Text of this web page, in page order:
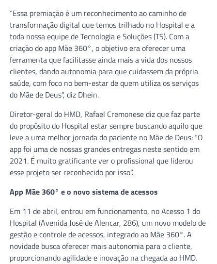
“Essa premiação é um reconhecimento ao caminho de
transformação digital que temos trilhado no Hospital e a
toda nossa equipe de Tecnologia e Soluções (TS). Com a
criação do app Mãe 360°, o objetivo era oferecer uma
ferramenta que facilitasse ainda mais a vida dos nossos
clientes, dando autonomia para que cuidassem da própria
saúde, com foco no bem-estar de quem utiliza os serviços
do Mãe de Deus”, diz Dhein.
Diretor-geral do HMD, Rafael Cremonese diz que faz parte
do propósito do Hospital estar sempre buscando aquilo que
leve a uma melhor jornada do paciente no Mãe de Deus: “O
app foi uma de nossas grandes entregas neste sentido em
2021. É muito gratificante ver o profissional que liderou
esse projeto ser reconhecido por isso”.
App Mãe 360° e o novo sistema de acessos
Em 11 de abril, entrou em funcionamento, no Acesso 1 do
Hospital (Avenida José de Alencar, 286), um novo modelo de
gestão e controle de acessos, integrado ao Mãe 360°. A
novidade busca oferecer mais autonomia para o cliente,
proporcionando agilidade e inovação na chegada ao HMD.